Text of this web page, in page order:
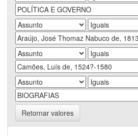
Retornar valores